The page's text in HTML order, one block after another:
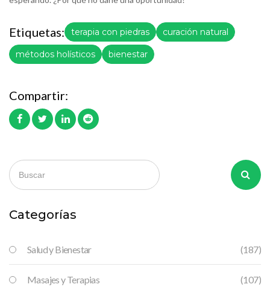
Etiquetas: terapia con piedras curación natural
métodos holísticos bienestar
Compartir:
Categorías
Salud y Bienestar (187)
Masajes y Terapias (107)